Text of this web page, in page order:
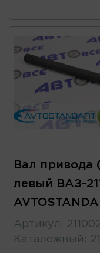
Вал привода
левый ВАЗ-
Артикул :
Каталожный :